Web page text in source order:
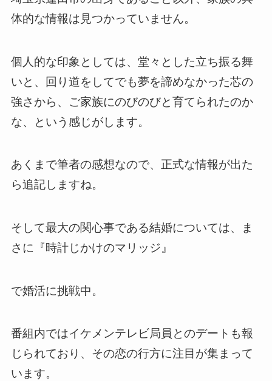
体的な情報は見つかっていません。
個人的な印象としては、堂々とした立ち振る舞
いと、回り道をしてでも夢を諦めなかった芯の
強さから、ご家族にのびのびと育てられたのか
な、という感じがします。
あくまで筆者の感想なので、正式な情報が出た
ら追記しますね。
そして最大の関心事である結婚については、ま
さに『時計じかけのマリッジ』
で婚活に挑戦中。
番組内ではイケメンテレビ局員とのデートも報
じられており、その恋の行方に注目が集まって
います。